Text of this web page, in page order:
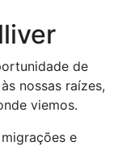
de
nossas raízes,
viemos.
e